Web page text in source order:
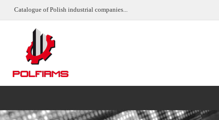
Catalogue of Polish industrial companies...